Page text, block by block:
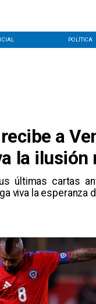
POLÍTICA
a
la
últimas cartas
viva la esperanza